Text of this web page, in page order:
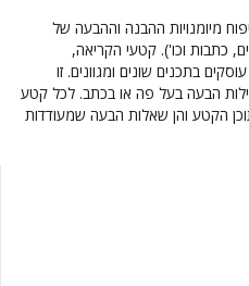
מיומנויות ההבנה וההבעה של
כתבות וכו'). קטעי הקריאה,
בתכנים שונים ומגוונים. זו
הבעה בעל פה או בכתב. לכל קטע
הקטע והן שאלות הבעה שמעודדות